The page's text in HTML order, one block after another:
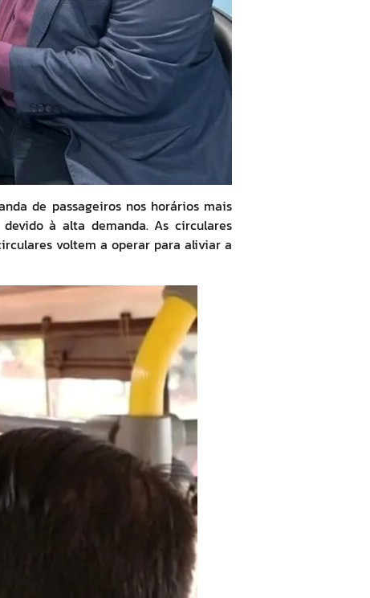
de passageiros nos horários mais
à alta demanda. As circulares
voltem a operar para aliviar a